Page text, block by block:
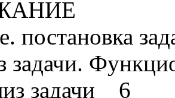
постановка
задачи.
задачи 6